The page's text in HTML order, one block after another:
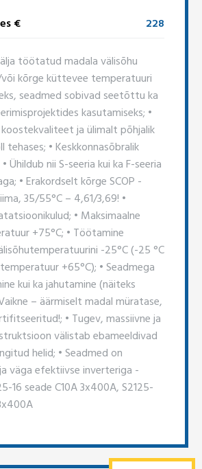
€ 228
töötatud madala välisõhu
kõrge küttevee temperatuuri
seadmed sobivad seetõttu ka
kasutamiseks; •
ja ülimalt põhjalik
• Keskkonnasõbralik
Ühildub nii S-seeria kui ka F-seeria
• Erakordselt kõrge SCOP -
35/55°C – 4,61/3,69! •
• Maksimaalne
+75°C; • Töötamine
-25°C (-25 °C
+65°C); • Seadmega
kui ka jahutamine (näiteks
– äärmiselt madal müratase,
• Tugev, massiivne ja
välistab ebameeldivad
helid; • Seadmed on
väga efektiivse inverteriga -
16 seade C10A 3x400A, S2125-